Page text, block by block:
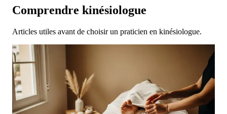
Comprendre kinésiologue
Articles utiles avant de choisir un praticien en kinésiologue.